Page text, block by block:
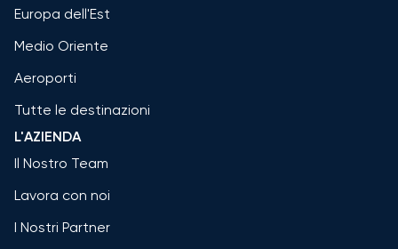
Europa dell'Est
Medio Oriente
Aeroporti
Tutte le destinazioni
L'AZIENDA
Il Nostro Team
Lavora con noi
I Nostri Partner